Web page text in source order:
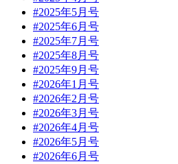
#2025年5月号
#2025年6月号
#2025年7月号
#2025年8月号
#2025年9月号
#2026年1月号
#2026年2月号
#2026年3月号
#2026年4月号
#2026年5月号
#2026年6月号